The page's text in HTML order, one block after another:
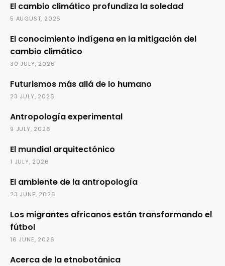
El cambio climático profundiza la soledad
5 AUGUST, 2026
El conocimiento indígena en la mitigación del
cambio climático
30 JULY, 2026
Futurismos más allá de lo humano
23 JULY, 2026
Antropología experimental
9 JULY, 2026
El mundial arquitectónico
1 JULY, 2026
El ambiente de la antropología
23 JUNE, 2026
Los migrantes africanos están transformando el
fútbol
16 JUNE, 2026
Acerca de la etnobotánica